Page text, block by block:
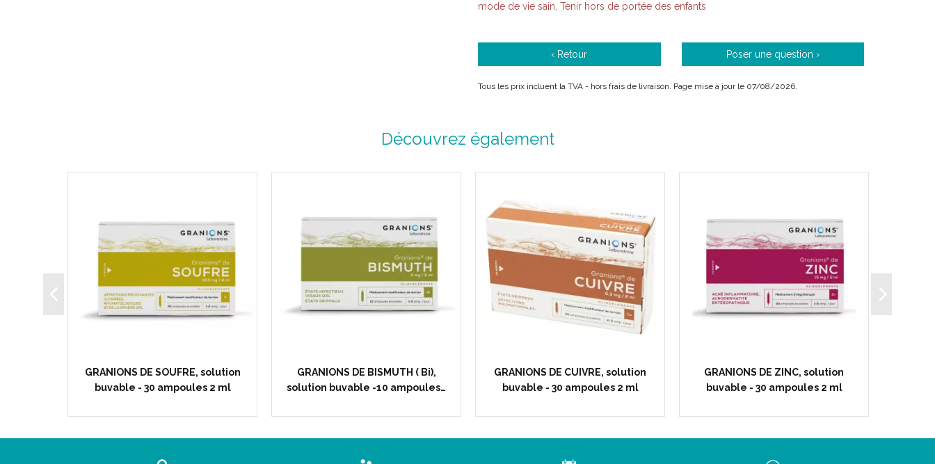
mode de vie sain, Tenir hors de portée des enfants
‹ Retour Poser une question ›
Tous les prix incluent la TVA - hors frais de livraison. Page mise à jour le 07/08/2026.
Découvrez également
GRANIONS DE SOUFRE, solution
buvable - 30 ampoules 2 ml
GRANIONS DE BISMUTH ( Bi),
solution buvable -10 ampoules…
GRANIONS DE CUIVRE, solution
buvable - 30 ampoules 2 ml
GRANIONS DE ZINC, solution
buvable - 30 ampoules 2 ml